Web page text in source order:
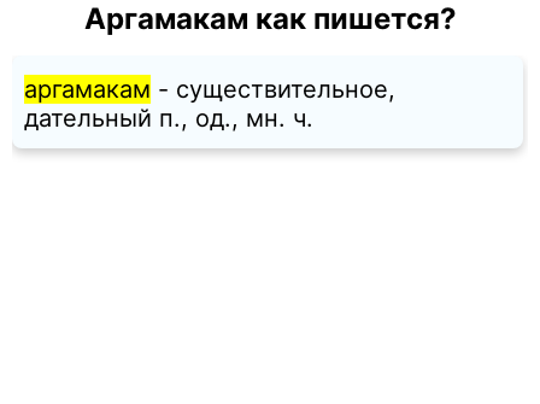
Аргамакам как пишется?
аргамакам - существительное,
дательный п., од., мн. ч.